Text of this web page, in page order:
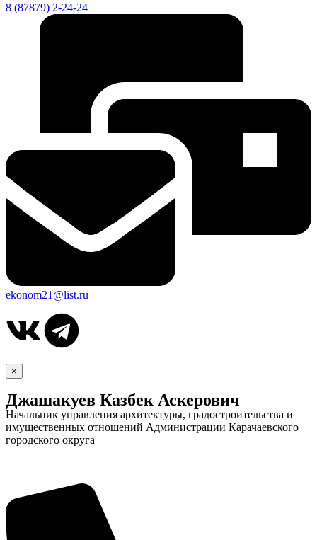
8 (87879) 2-24-24
ekonom21@list.ru
×
Джашакуев Казбек Аскерович
Начальник управления архитектуры, градостроительства и
имущественных отношений Администрации Карачаевского
городского округа